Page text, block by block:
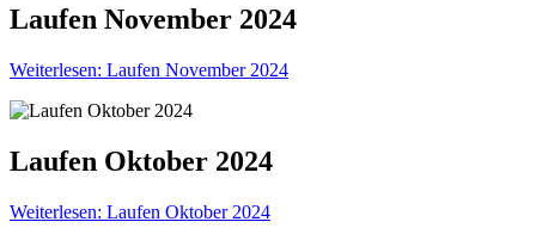
Laufen November 2024
Weiterlesen: Laufen November 2024
Laufen Oktober 2024
Weiterlesen: Laufen Oktober 2024